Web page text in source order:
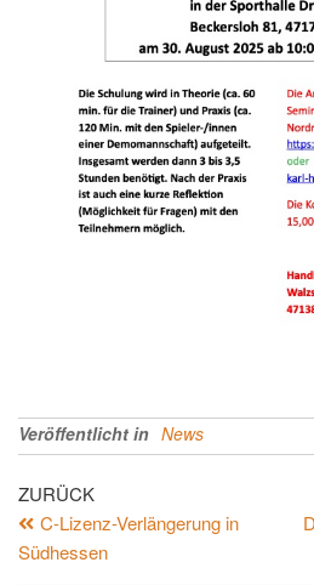
Veröffentlicht in News
ZURÜCK
C-Lizenz-Verlängerung in
Südhessen